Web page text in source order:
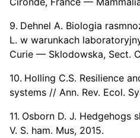
Dehnel A. Biologia
L. w warunkach
Curie — Sklodowska, Sect.
Holling C.S. Resilience
systems // Ann. Rev. Ecol.
Osborn D. J. Hedgehogs
V. S. ham. Mus, 2015.